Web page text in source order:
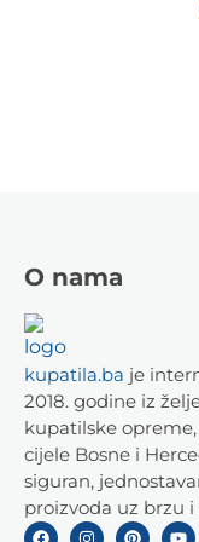
O nama
kupatila.ba je
2018. godine iz
kupatilske
cijele Bosne i
siguran,
proizvoda uz brzu